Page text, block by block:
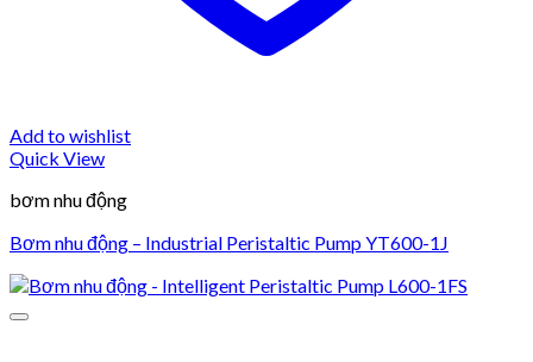
Add to wishlist
Quick View
bơm nhu động
Bơm nhu động – Industrial Peristaltic Pump YT600-1J